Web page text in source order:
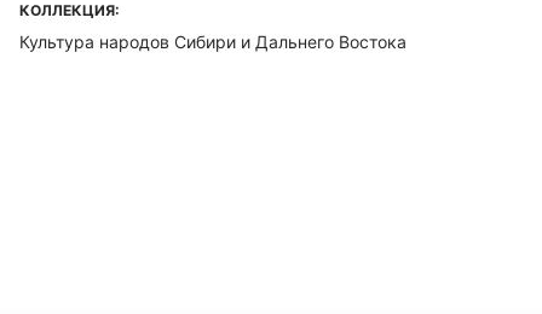
КОЛЛЕКЦИЯ:
Культура народов Сибири и Дальнего Востока